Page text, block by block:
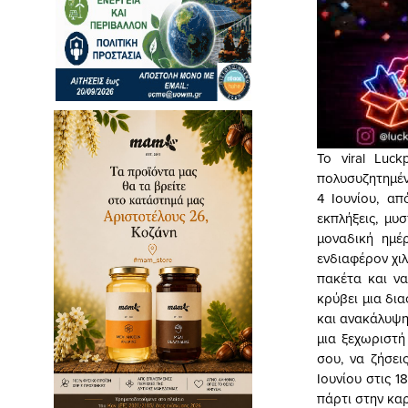
Το viral
4 Ιουνίου,
εκπλήξεις,
μοναδική
ενδιαφέρον
πακέτα και
κρύβει μια
και
μια
σου, να
Ιουνίου στις
πάρτι στην